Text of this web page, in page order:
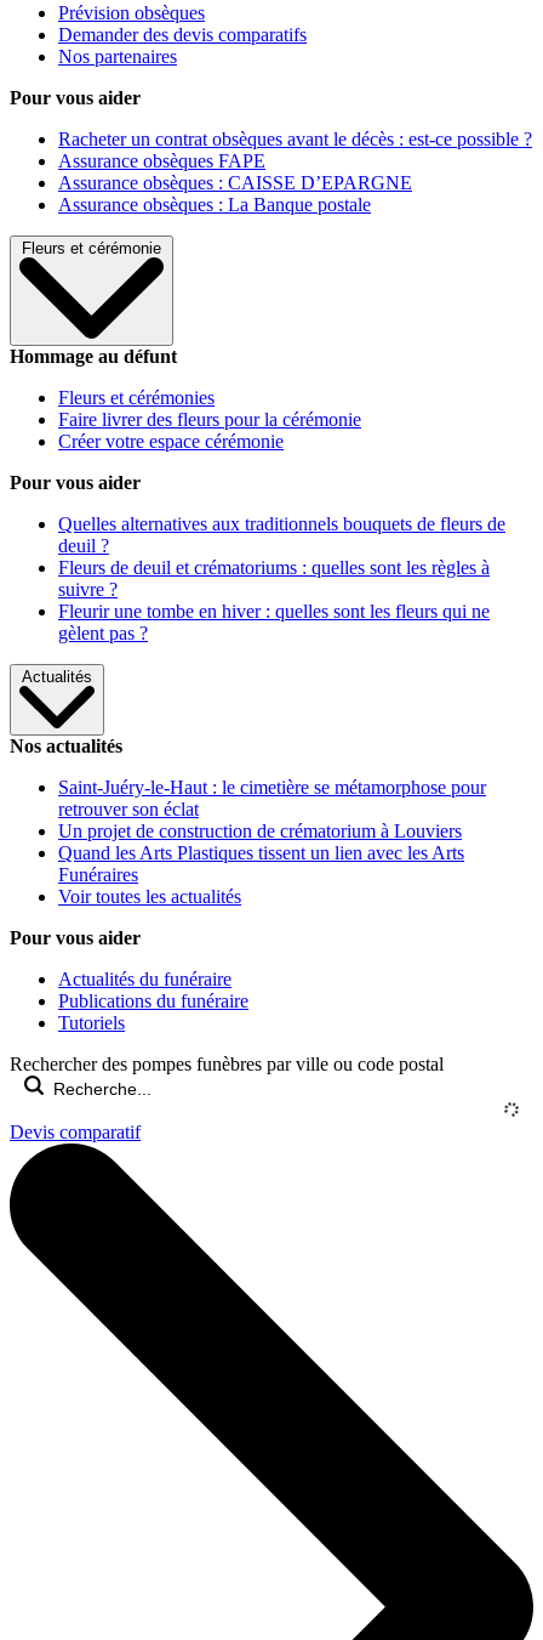
Prévision obsèques
Demander des devis comparatifs
Nos partenaires
Pour vous aider
Racheter un contrat obsèques avant le décès : est-ce possible ?
Assurance obsèques FAPE
Assurance obsèques : CAISSE D’EPARGNE
Assurance obsèques : La Banque postale
Fleurs et cérémonie
Hommage au défunt
Fleurs et cérémonies
Faire livrer des fleurs pour la cérémonie
Créer votre espace cérémonie
Pour vous aider
Quelles alternatives aux traditionnels bouquets de fleurs de
deuil ?
Fleurs de deuil et crématoriums : quelles sont les règles à
suivre ?
Fleurir une tombe en hiver : quelles sont les fleurs qui ne
gèlent pas ?
Actualités
Nos actualités
Saint-Juéry-le-Haut : le cimetière se métamorphose pour
retrouver son éclat
Un projet de construction de crématorium à Louviers
Quand les Arts Plastiques tissent un lien avec les Arts
Funéraires
Voir toutes les actualités
Pour vous aider
Actualités du funéraire
Publications du funéraire
Tutoriels
Rechercher des pompes funèbres par ville ou code postal
Devis comparatif